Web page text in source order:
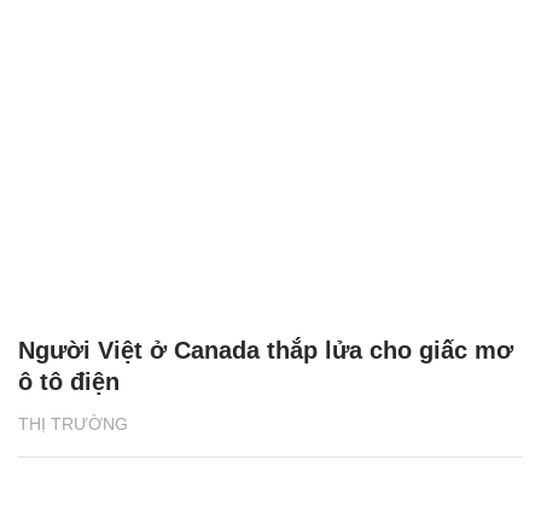
THỊ TRƯỜNG
Người Việt ở Canada thắp lửa cho giấc mơ
ô tô điện